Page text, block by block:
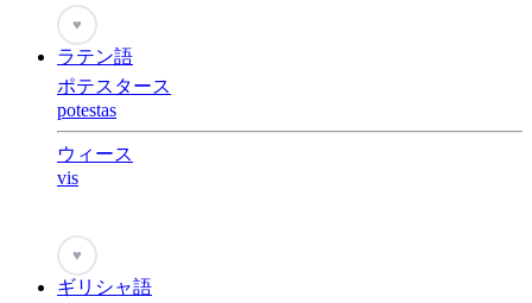
♥
ラテン語
ポテスタース
potestas
ウィース
vis
♥
ギリシャ語